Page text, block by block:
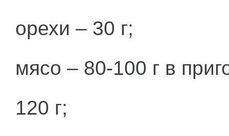
орехи – 30 г;
мясо – 80-100 г в
120 г;